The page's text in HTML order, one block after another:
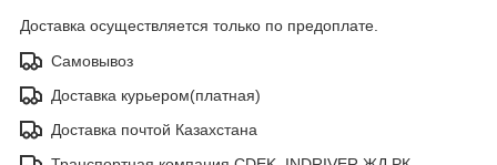
Доставка осуществляется только по предоплате.
Самовывоз
Доставка курьером(платная)
Доставка почтой Казахстана